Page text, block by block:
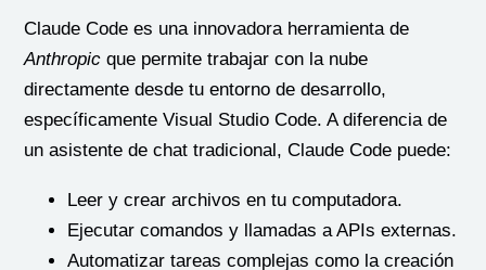
Claude Code es una innovadora herramienta de
Anthropic que permite trabajar con la nube
directamente desde tu entorno de desarrollo,
específicamente Visual Studio Code. A diferencia de
un asistente de chat tradicional, Claude Code puede:
Leer y crear archivos en tu computadora.
Ejecutar comandos y llamadas a APIs externas.
Automatizar tareas complejas como la creación